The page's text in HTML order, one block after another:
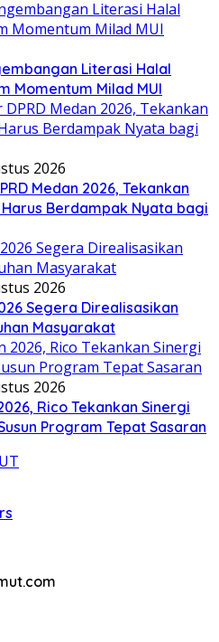
Literasi Halal
Momentum Milad MUI
2026
Medan 2026, Tekankan
Berdampak Nyata bagi
2026
Segera Direalisasikan
Masyarakat
2026
Rico Tekankan Sinergi
Program Tepat Sasaran